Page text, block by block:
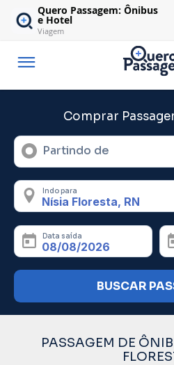
Quero Passagem: Ônibus
e Hotel
Viagem
Comprar
Partindo de
Indo para
Data saída
BUSCAR
PASSAGEM DE